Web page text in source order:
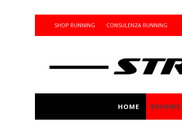
SHOP RUNNING CONSULENZA RUNNING
HOME REVIEWS